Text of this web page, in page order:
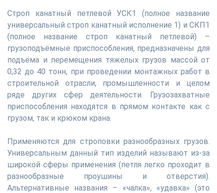
Строп канатный петлевой УСК1 (полное название
универсальный строп канатный исполнение 1) и СКП1
(полное название строп канатный петлевой) –
грузоподъёмные приспособления, предназначены для
подъёма и перемещения тяжелых грузов массой от
0,32 до 40 тонн, при проведении монтажных работ в
строительной отрасли, промышленности и целом
ряде других сфер деятельности. Грузозахватные
приспособления находятся в прямом контакте как с
грузом, так и крюком крана.
Применяются для строповки разнообразных грузов.
Универсальным данный тип изделий называют из-за
широкой сферы применения (петля легко проходит в
разнообразные проушины и отверстия).
Альтернативные названия – «чалка», «удавка» (это